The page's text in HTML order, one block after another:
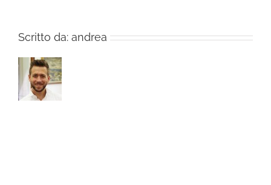
Scritto da: andrea